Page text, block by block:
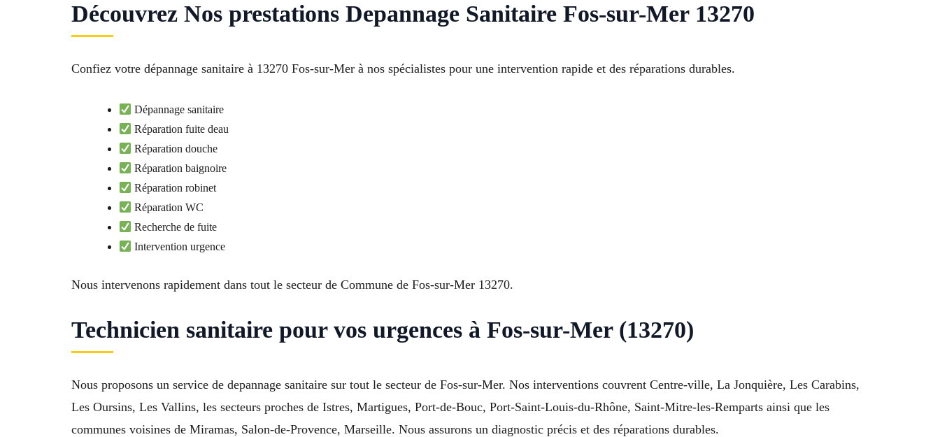
Découvrez Nos prestations Depannage Sanitaire Fos-sur-Mer 13270
Confiez votre dépannage sanitaire à 13270 Fos-sur-Mer à nos spécialistes pour une intervention rapide et des réparations durables.
Dépannage sanitaire
Réparation fuite deau
Réparation douche
Réparation baignoire
Réparation robinet
Réparation WC
Recherche de fuite
Intervention urgence
Nous intervenons rapidement dans tout le secteur de Commune de Fos-sur-Mer 13270.
Technicien sanitaire pour vos urgences à Fos-sur-Mer (13270)
Nous proposons un service de depannage sanitaire sur tout le secteur de Fos-sur-Mer. Nos interventions couvrent Centre-ville, La Jonquière, Les Carabins,
Les Oursins, Les Vallins, les secteurs proches de Istres, Martigues, Port-de-Bouc, Port-Saint-Louis-du-Rhône, Saint-Mitre-les-Remparts ainsi que les
communes voisines de Miramas, Salon-de-Provence, Marseille. Nous assurons un diagnostic précis et des réparations durables.